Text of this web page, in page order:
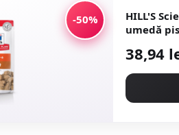
-50%
HILL'S
umedă
12buc
38,94